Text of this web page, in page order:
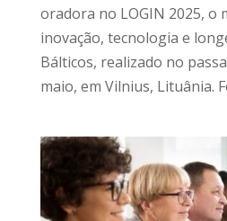
oradora no LOGIN 2025, o
inovação, tecnologia e
Bálticos, realizado no
maio, em Vilnius, Lituânia.